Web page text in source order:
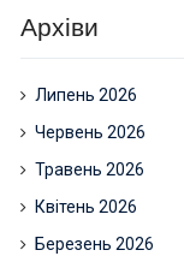
Архіви
Липень 2026
Червень 2026
Травень 2026
Квітень 2026
Березень 2026